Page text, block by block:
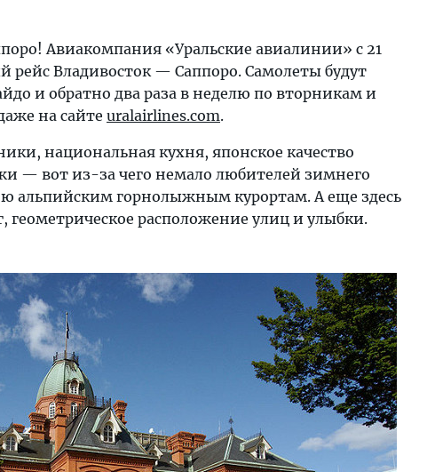
Авиакомпания «Уральские авиалинии» с 21
рейс Владивосток — Саппоро. Самолеты будут
и обратно два раза в неделю по вторникам и
на сайте uralairlines.com.
национальная кухня, японское качество
— вот из-за чего немало любителей зимнего
альпийским горнолыжным курортам. А еще здесь
расположение улиц и улыбки.